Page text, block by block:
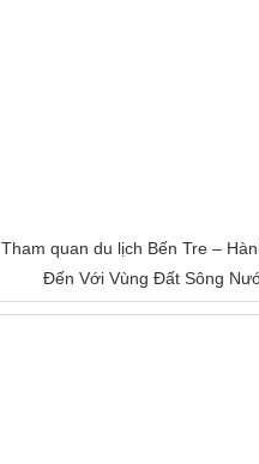
Tham quan du lịch Bến Tre –
Đến Với Vùng Đất Sông